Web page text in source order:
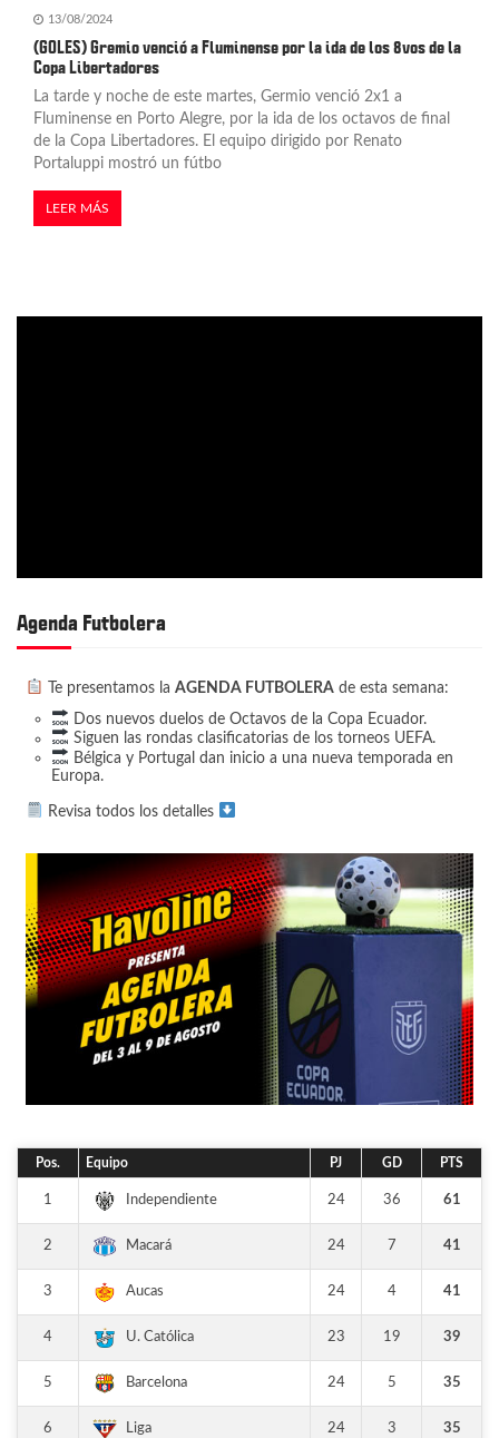
13/08/2024
(GOLES) Gremio venció a Fluminense por la ida de los 8vos de la
Copa Libertadores
La tarde y noche de este martes, Germio venció 2x1 a
Fluminense en Porto Alegre, por la ida de los octavos de final
de la Copa Libertadores. El equipo dirigido por Renato
Portaluppi mostró un fútbo
LEER MÁS
Agenda Futbolera
Te presentamos la AGENDA FUTBOLERAde esta semana:
Dos nuevos duelos de Octavos de la Copa Ecuador.
Siguen las rondas clasificatorias de los torneos UEFA.
Bélgica y Portugal dan inicio a una nueva temporada en
Europa.
Revisa todos los detalles
Pos. Equipo PJ GD PTS
1 Independiente 24 36 61
2 Macará 24 7 41
3 Aucas 24 4 41
4 U. Católica 23 19 39
5 Barcelona 24 5 35
6 Liga 24 3 35